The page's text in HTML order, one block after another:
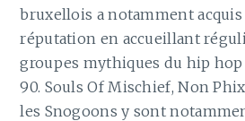
bruxellois a notamment
réputation en accueillant
groupes mythiques du hip hop
90. Souls Of Mischief, Non
les Snogoons y sont